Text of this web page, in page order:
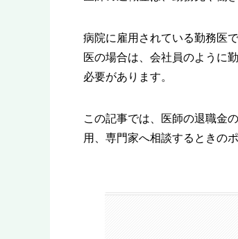
病院に雇用されている勤務医
医の場合は、会社員のように
必要があります。
この記事では、医師の退職金
用、専門家へ相談するときの